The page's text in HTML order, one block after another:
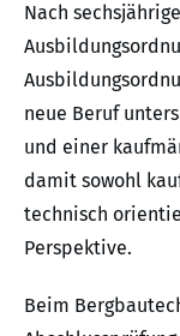
Nach
neue Beruf
und einer
damit sowohl
technisch
Perspektive.
Beim